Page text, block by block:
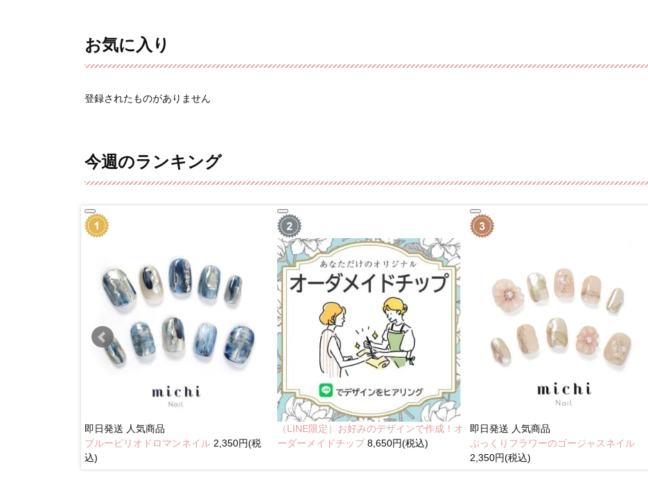
お気に入り
登録されたものがありません
今週のランキング
即日発送 人気商品
ブルーピリオドロマンネイル 2,350円(税
込)
（LINE限定）お好みのデザインで作成！オ
ーダーメイドチップ8,650円(税込)
即日発送 人気商品
ぷっくりフラワーのゴージャスネイル
2,350円(税込)